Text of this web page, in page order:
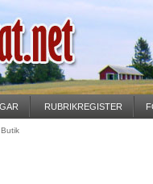
RUBRIKREGISTER